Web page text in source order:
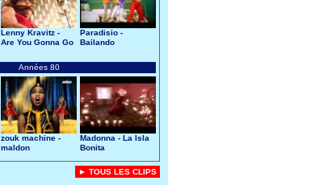
Lenny Kravitz -
Are You Gonna Go
Paradisio -
Bailando
Années 80
zouk machine -
maldon
Madonna - La Isla
Bonita
► TOUS LES CLIPS